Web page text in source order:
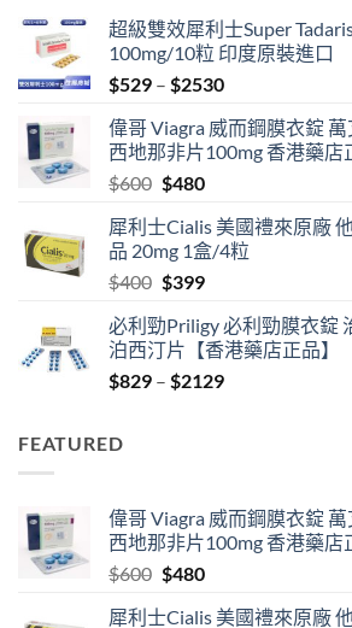
超級雙效犀利士Super
100mg/10粒 印度原裝進口
$529 – $2530Price
$529
through
偉哥 Viagra 威而鋼膜衣錠
西地那非片100mg 香港藥店
$600 Original
was:
$600.
$480Current
is:
$480.
犀利士Cialis 美國禮來原廠
品 20mg 1盒/4粒
$400 Original
was:
$400.
$399Current
is:
$399.
必利勁Priligy 必利勁膜衣錠
泊西汀片【香港藥店正品】
$829 – $2129Price
FEATURED
偉哥 Viagra 威而鋼膜衣錠
西地那非片100mg 香港藥店
$600 Original
was:
$480Current
is:
犀利士Cialis 美國禮來原廠